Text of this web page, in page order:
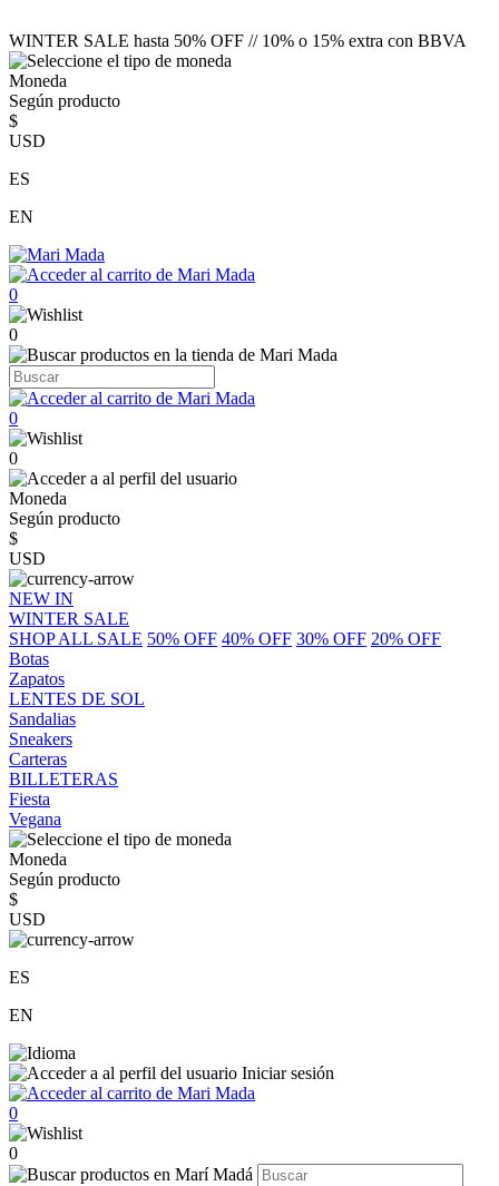
WINTER SALE hasta 50% OFF // 10% o 15% extra con BBVA
Moneda
Según producto
$
USD
ES
EN
0
0
0
0
Moneda
Según producto
$
USD
NEW IN
WINTER SALE
SHOP ALL SALE 50% OFF 40% OFF 30% OFF 20% OFF
Botas
Zapatos
LENTES DE SOL
Sandalias
Sneakers
Carteras
BILLETERAS
Fiesta
Vegana
Moneda
Según producto
$
USD
ES
EN
Iniciar sesión
0
0